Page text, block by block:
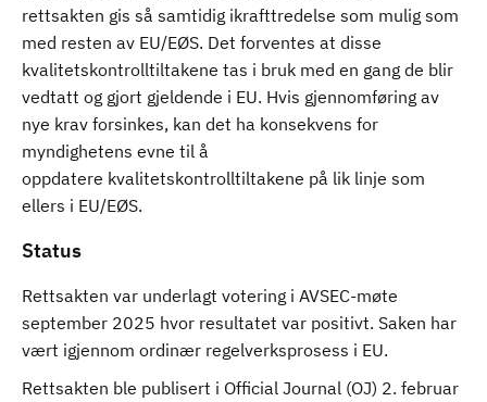
rettsakten gis så samtidig ikrafttredelse som mulig som
med resten av EU/EØS. Det forventes at disse
kvalitetskontrolltiltakene tas i bruk med en gang de blir
vedtatt og gjort gjeldende i EU. Hvis gjennomføring av
nye krav forsinkes, kan det ha konsekvens for
myndighetens evne til å
oppdatere kvalitetskontrolltiltakene på lik linje som
ellers i EU/EØS.
Status
Rettsakten var underlagt votering i AVSEC-møte
september 2025 hvor resultatet var positivt. Saken har
vært igjennom ordinær regelverksprosess i EU.
Rettsakten ble publisert i Official Journal (OJ) 2. februar